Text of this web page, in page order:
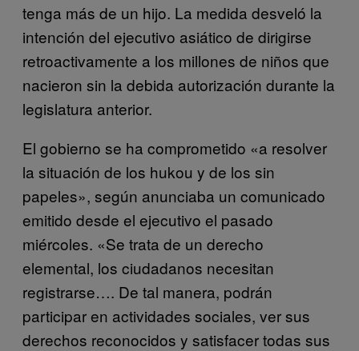
tenga más de un hijo. La medida desveló la
intención del ejecutivo asiático de dirigirse
retroactivamente a los millones de niños que
nacieron sin la debida autorización durante la
legislatura anterior.
El gobierno se ha comprometido «a resolver
la situación de los hukou y de los sin
papeles», según anunciaba un comunicado
emitido desde el ejecutivo el pasado
miércoles. «Se trata de un derecho
elemental, los ciudadanos necesitan
registrarse…. De tal manera, podrán
participar en actividades sociales, ver sus
derechos reconocidos y satisfacer todas sus